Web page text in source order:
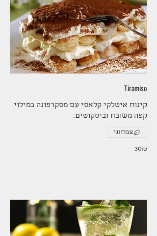
Tiramiso
קינוח איטלקי קלאסי עם מסקרפונה במילוי
קפה משובח וביסקוטים.
‏30 ‏₪
צמחוני